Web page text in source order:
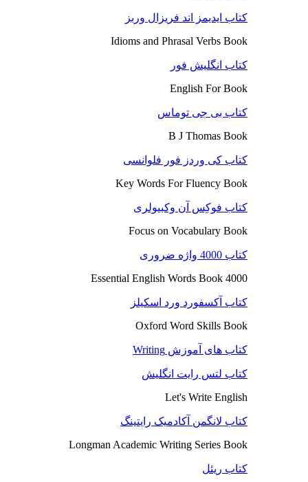
کتاب ایدیمز اند فریزال وربز
Idioms and Phrasal Verbs Book
کتاب انگلیش فور
English For Book
کتاب بی جی توماس
B J Thomas Book
کتاب کی وردز فور فلوانسی
Key Words For Fluency Book
کتاب فوکِس آن وکبیولری
Focus on Vocabulary Book
کتاب 4000 واژه ضروری
4000 Essential English Words Book
کتاب آکسفورد ورد اسکیلز
Oxford Word Skills Book
کتاب های آموزش Writing
کتاب لتس رایت انگلیش
Let's Write English
کتاب لانگمن آکادمیک رایتینگ
Longman Academic Writing Series Book
کتاب ریئل